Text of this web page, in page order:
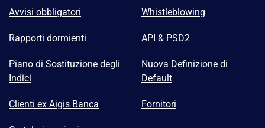
Avvisi obbligatori Whistleblowing
Rapporti dormienti API & PSD2
Piano di Sostituzione degli
Indici
Nuova Definizione di
Default
Clienti ex Aigis Banca Fornitori